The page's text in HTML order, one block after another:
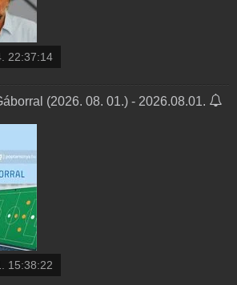
22:37:14
(2026. 08. 01.) - 2026.08.01.
15:38:22